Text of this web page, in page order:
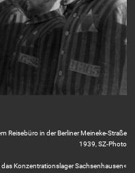
Reisebüro in der Berliner Meineke-Straße
1939, SZ-Photo
Konzentrationslager Sachsenhausen«